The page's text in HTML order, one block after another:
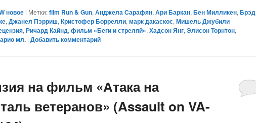
новое | Метки: film Run & Gun,Анджела Сарафян,Ари Баркан,Бен Милликен,Брэд
,Джанел Пэрриш,Кристофер Боррелли,марк дакаскос,Мишель Джубили
,Ричард Кайнд,фильм «Беги и стреляй»,Хадсон Янг,Элисон Торнтон,
мл. |Добавить комментарий
на фильм «Атака на
ветеранов» (Assault on VA-